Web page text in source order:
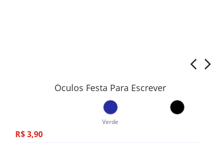
Óculos Festa Para Escrever
Verde
R$3,90